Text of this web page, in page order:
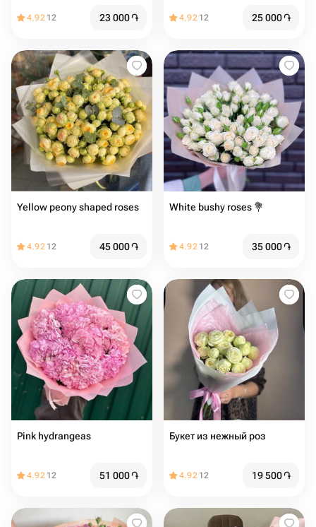
4.92 12 23 000֏ 4.92 12 25 000֏
Yellow peony shaped roses
4.92 12 45 000֏
White bushy roses 💐
4.92 12 35 000֏
Pink hydrangeas
4.92 12 51 000֏
Букет из нежный роз
4.92 12 19 500֏